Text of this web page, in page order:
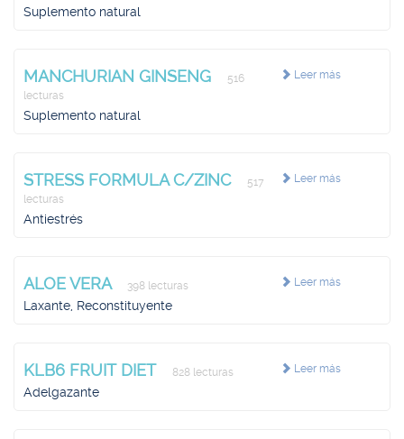
Suplemento natural
Leer más
MANCHURIAN GINSENG
516
lecturas
Suplemento natural
Leer más
STRESS FORMULA C/ZINC
517
lecturas
Antiestrés
Leer más
ALOE VERA 398 lecturas
Laxante, Reconstituyente
Leer más
KLB6 FRUIT DIET 828 lecturas
Adelgazante